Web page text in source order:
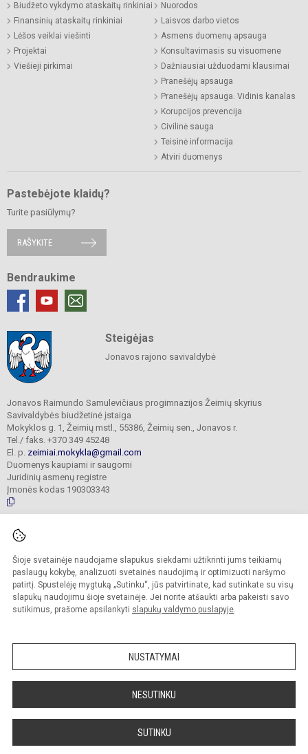
Šioje svetainėje naudojame slapukus siekdami užtikrinti jums teikiamų
paslaugų kokybę, analizuoti svetainės naudojimą ir optimizuoti naršymo
patirtį. Spustelėję mygtuką „Sutinku“, jūs patvirtinate, kad sutinkate su visų
slapukų naudojimu šioje svetainėje. Jei norite atšaukti arba pakeisti savo
sutikimus, prašome apsilankyti slapukų valdymo puslapyje.
NUSTATYMAI
NESUTINKU
SUTINKU
Biudžeto vykdymo ataskaitų rinkiniai
Finansinių ataskaitų rinkiniai
Lėšos veiklai viešinti
Projektai
Viešieji pirkimai
Nuorodos
Laisvos darbo vietos
Asmens duomenų apsauga
Konsultavimasis su visuomene
Dažniausiai užduodami klausimai
Pranešėjų apsauga
Pranešėjų apsauga. Vidinis kanalas
Korupcijos prevencija
Civilinė sauga
Teisinė informacija
Atviri duomenys
Pastebėjote klaidų?
Turite pasiūlymų?
RAŠYKITE
Bendraukime
Steigėjas
Jonavos rajono savivaldybė
Jonavos Raimundo Samulevičiaus progimnazijos Žeimių skyrius
Savivaldybės biudžetinė įstaiga
Mokyklos g. 1, Žeimių mstl., 55386, Žeimių sen., Jonavos r.
Tel./ faks. +370 349 45248
El. p. zeimiai.mokykla@gmail.com
Duomenys kaupiami ir saugomi
Juridinių asmenų registre
Įmonės kodas 190303343
© 2025. Jonavos Raimundo Samulevičiaus progimnazija Žeimių skyrius. Visos
Kopijuoti turinį be raštiško įstaigos administracijos sutikimo griežtai draudžiama.
Prieinamumo paraiška Slapukų politika
Sumanus būdas atnaujinti